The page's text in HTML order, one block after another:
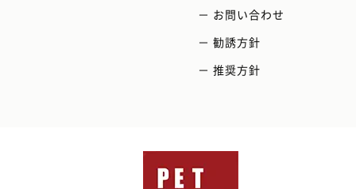
－ お問い合わせ
－ 勧誘方針
－ 推奨方針